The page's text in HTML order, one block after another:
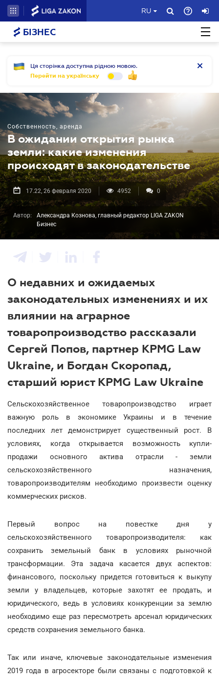
RU
БІЗНЕС
Ця сторінка доступна рідною мовою.
Перейти на українську
Собственность, аренда
В ожидании открытия рынка
земли: какие изменения
происходят в законодательстве
17.22, 26 февраля 2020 4952 0
Автор:
Александра Кознова, главный редактор LIGA ZAKON
Бизнес
О недавних и ожидаемых
законодательных изменениях и их
влиянии на аграрное
товаропроизводство рассказали
Сергей Попов, партнер KPMG Law
Ukraine, и Богдан Скоропад,
старший юрист KPMG Law Ukraine
Сельскохозяйственное товаропроизводство играет
важную роль в экономике Украины и в течение
последних лет демонстрирует существенный рост. В
условиях, когда открывается возможность купли-
продажи основного актива отрасли - земли
сельскохозяйственного назначения,
товаропроизводителям необходимо произвести оценку
коммерческих рисков.
Первый вопрос на повестке дня у
сельскохозяйственного товаропроизводителя: как
сохранить земельный банк в условиях рыночной
трансформации. Эта задача касается двух аспектов:
финансового, поскольку придется готовиться к выкупу
земли у владельцев, которые захотят ее продать, и
юридического, ведь в условиях конкуренции за землю
необходимо еще раз пересмотреть арсенал юридических
средств сохранения земельного банка.
Так или иначе, ключевые законодательные изменения
2019 года в агросекторе были связаны с подготовкой к